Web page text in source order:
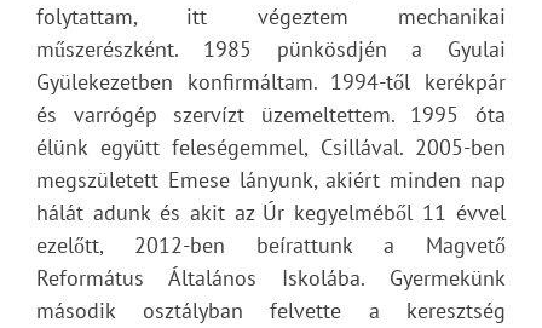
folytattam, itt végeztem mechanikai
műszerészként. 1985 pünkösdjén a Gyulai
Gyülekezetben konfirmáltam. 1994-től kerékpár
és varrógép szervízt üzemeltettem. 1995 óta
élünk együtt feleségemmel, Csillával. 2005-ben
megszületett Emese lányunk, akiért minden nap
hálát adunk és akit az Úr kegyelméből 11 évvel
ezelőtt, 2012-ben beírattunk a Magvető
Református Általános Iskolába. Gyermekünk
második osztályban felvette a keresztség